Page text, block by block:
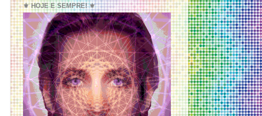
⚜️ HOJE E SEMPRE! ⚜️